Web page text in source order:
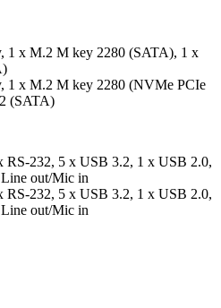
1 x M.2 M key 2280 (SATA), 1 x
1 x M.2 M key 2280 (NVMe PCIe
(SATA)
RS-232, 5 x USB 3.2, 1 x USB 2.0,
out/Mic in
RS-232, 5 x USB 3.2, 1 x USB 2.0,
out/Mic in